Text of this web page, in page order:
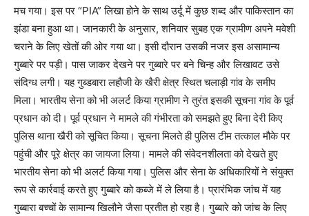
मच गया। इस पर “PIA” लिखा होने के साथ उर्दू में कुछ शब्द और पाकिस्तान का
झंडा बना हुआ था। जानकारी के अनुसार, शनिवार सुबह एक ग्रामीण अपने मवेशी
चराने के लिए खेतों की ओर गया था। इसी दौरान उसकी नजर इस असामान्य
गुब्बारे पर पड़ी। पास जाकर देखने पर गुब्बारे पर बने चिन्ह और लिखावट उसे
संदिग्ध लगी। यह गुब्डबारा लहौजी के खैरी क्षेत्र स्थित चलाड़ी गांव के समीप
मिला। भारतीय सेना को भी अलर्ट किया ग्रामीण ने तुरंत इसकी सूचना गांव के पूर्व
प्रधान को दी। पूर्व प्रधान ने मामले की गंभीरता को समझते हुए बिना देरी किए
पुलिस थाना खैरी को सूचित किया। सूचना मिलते ही पुलिस टीम तत्काल मौके पर
पहुंची और पूरे क्षेत्र का जायजा लिया। मामले की संवेदनशीलता को देखते हुए
भारतीय सेना को भी अलर्ट किया गया। पुलिस और सेना के अधिकारियों ने संयुक्त
रूप से कार्रवाई करते हुए गुब्बारे को कब्जे में ले लिया है। प्रारंभिक जांच में यह
गुब्बारा बच्चों के सामान्य खिलौने जैसा प्रतीत हो रहा है। गुब्बारे को जांच के लिए